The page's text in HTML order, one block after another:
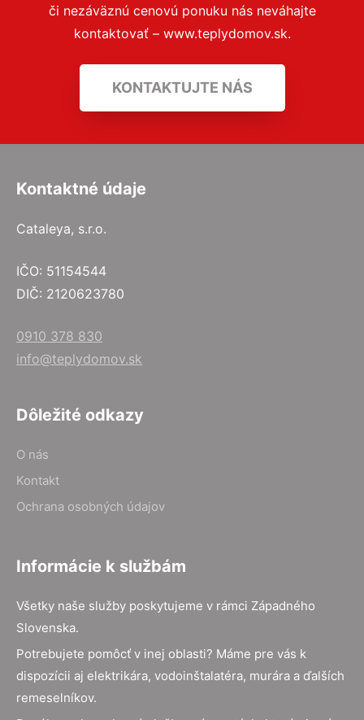
či nezáväznú cenovú ponuku nás neváhajte
kontaktovať – www.teplydomov.sk.
KONTAKTUJTE NÁS
Kontaktné údaje
Cataleya, s.r.o.
IČO: 51154544
DIČ: 2120623780
0910 378 830
info@teplydomov.sk
Dôležité odkazy
O nás
Kontakt
Ochrana osobných údajov
Informácie k službám
Všetky naše služby poskytujeme v rámci Západného
Slovenska.
Potrebujete pomôcť v inej oblasti? Máme pre vás k
dispozícii aj elektrikára, vodoinštalatéra, murára a ďalších
remeselníkov.